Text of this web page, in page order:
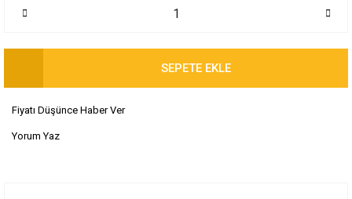
SEPETE EKLE
Fiyatı Düşünce Haber Ver
Yorum Yaz